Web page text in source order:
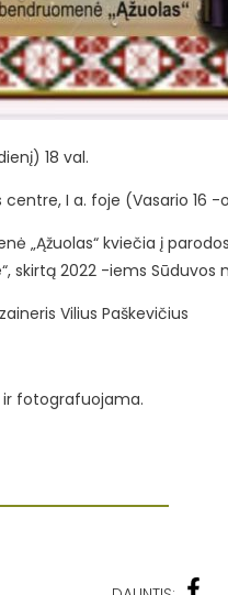
18 val.
I a. foje (Vasario 16 -
„Ąžuolas“ kviečia į
skirtą 2022 -iems
Vilius Paškevičius
fotografuojama.